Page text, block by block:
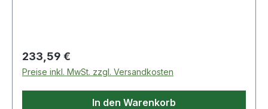
mit Sitz-Stop Rollen blockiert bei Belastung,
rollbar im unbelasteten Zustand und stufenlos
höhenverstellbarem Fußring
Regulärer Preis:
233,59 €
Preise inkl. MwSt. zzgl. Versandkosten
In den Warenkorb